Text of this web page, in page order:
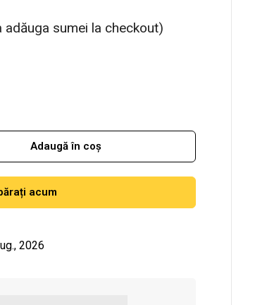
sumei la checkout)
Adaugă în coș
acum
2026